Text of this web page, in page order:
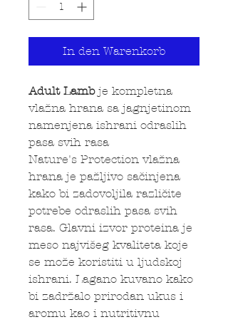
In den Warenkorb
Adult Lambje kompletna
vlažna hrana sa jagnjetinom
namenjena ishrani odraslih
pasa svih rasa
Nature's Protection vlažna
hrana je pažljivo sačinjena
kako bi zadovoljila različite
potrebe odraslih pasa svih
rasa. Glavni izvor proteina je
meso najvišeg kvaliteta koje
se može koristiti u ljudskoj
ishrani. Lagano kuvano kako
bi zadržalo prirodan ukus i
aromu kao i nutritivnu